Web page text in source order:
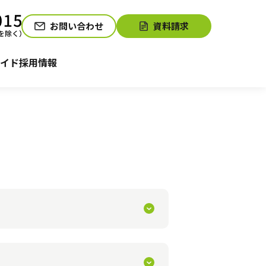
お問い合わせ 資料請求
サービスの相談をする
ド
介護お役立ちコラム「そらまめ＋」
採用情報